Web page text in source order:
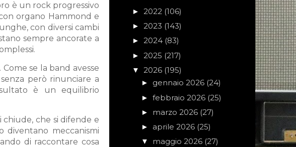
è un rock progressivo
organo Hammond e
con diversi cambi
sempre ancorate a
se la band avesse
però rinunciare a
è un equilibrio
che si difende e
diventano meccanismi
di raccontare cosa
► 2022 (106)
► 2023 (143)
► 2024 (83)
► 2025 (217)
▼ 2026 (195)
► gennaio 2026 (24)
► febbraio 2026 (25)
► marzo 2026 (27)
► aprile 2026 (25)
▼ maggio 2026 (27)